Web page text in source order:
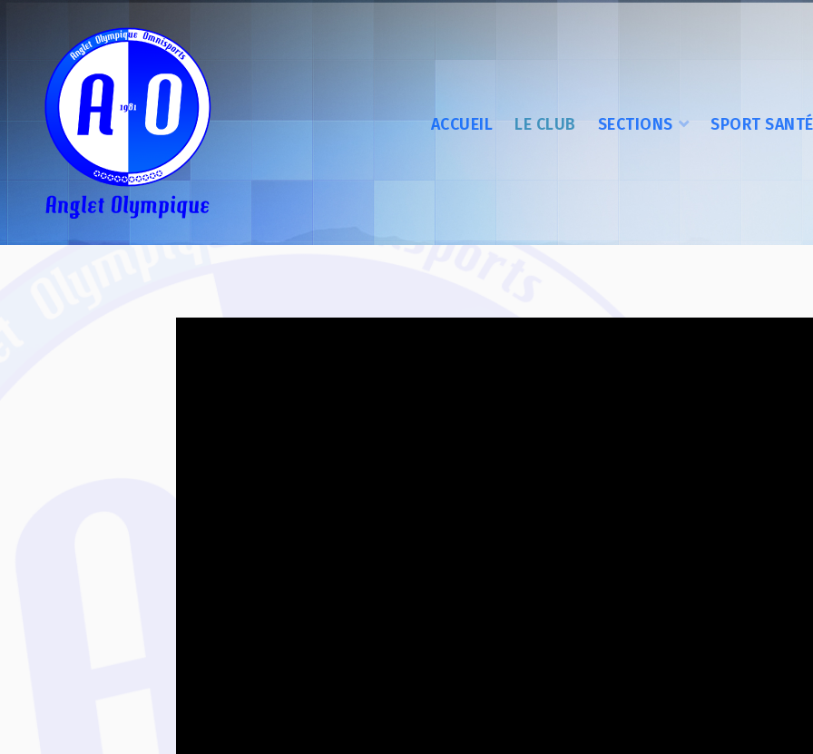
ACCUEIL LE CLUB SECTIONS SPORT SANTÉ